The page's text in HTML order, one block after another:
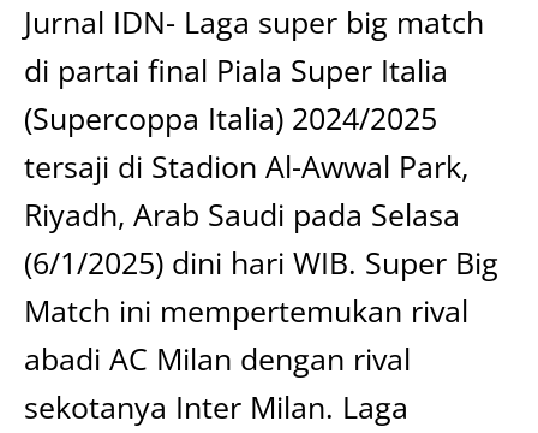
Jurnal IDN- Laga super big match
di partai final Piala Super Italia
(Supercoppa Italia) 2024/2025
tersaji di Stadion Al-Awwal Park,
Riyadh, Arab Saudi pada Selasa
(6/1/2025) dini hari WIB. Super Big
Match ini mempertemukan rival
abadi AC Milan dengan rival
sekotanya Inter Milan. Laga